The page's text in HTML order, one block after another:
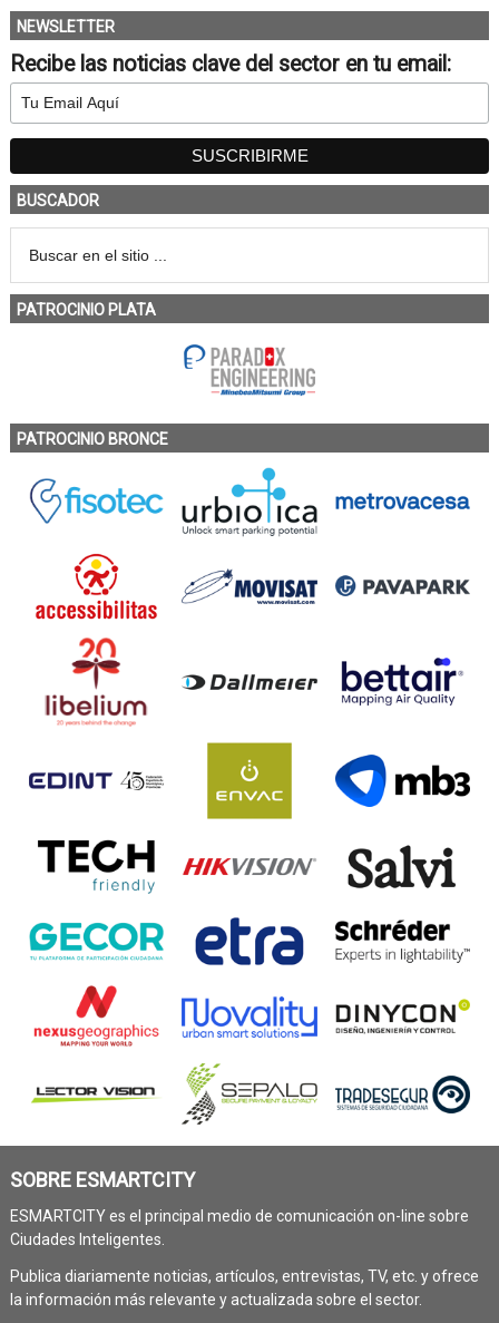
NEWSLETTER
Recibe las noticias clave del sector en tu email:
BUSCADOR
PATROCINIO PLATA
PATROCINIO BRONCE
SOBRE ESMARTCITY
ESMARTCITY es el principal medio de comunicación on-line sobre
Ciudades Inteligentes.
Publica diariamente noticias, artículos, entrevistas, TV, etc. y ofrece
la información más relevante y actualizada sobre el sector.